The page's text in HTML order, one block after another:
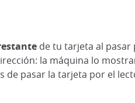
de tu tarjeta al pasar
la máquina lo
de pasar la tarjeta por el